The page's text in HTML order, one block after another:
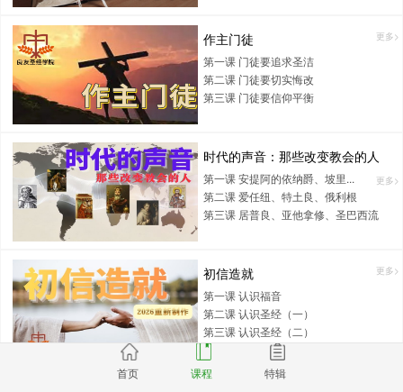
作主门徒 更多>
第一课 门徒要追求圣洁
第二课 门徒要切实悔改
第三课 门徒要信仰平衡
时代的声音：那些改变教会的人
更多>
第一课 安提阿的依纳爵、坡里...
第二课 爱任纽、特土良、俄利根
第三课 居普良、亚他拿修、圣巴西流
初信造就 更多>
第一课 认识福音
第二课 认识圣经（一）
第三课 认识圣经（二）
首页 课程 特辑